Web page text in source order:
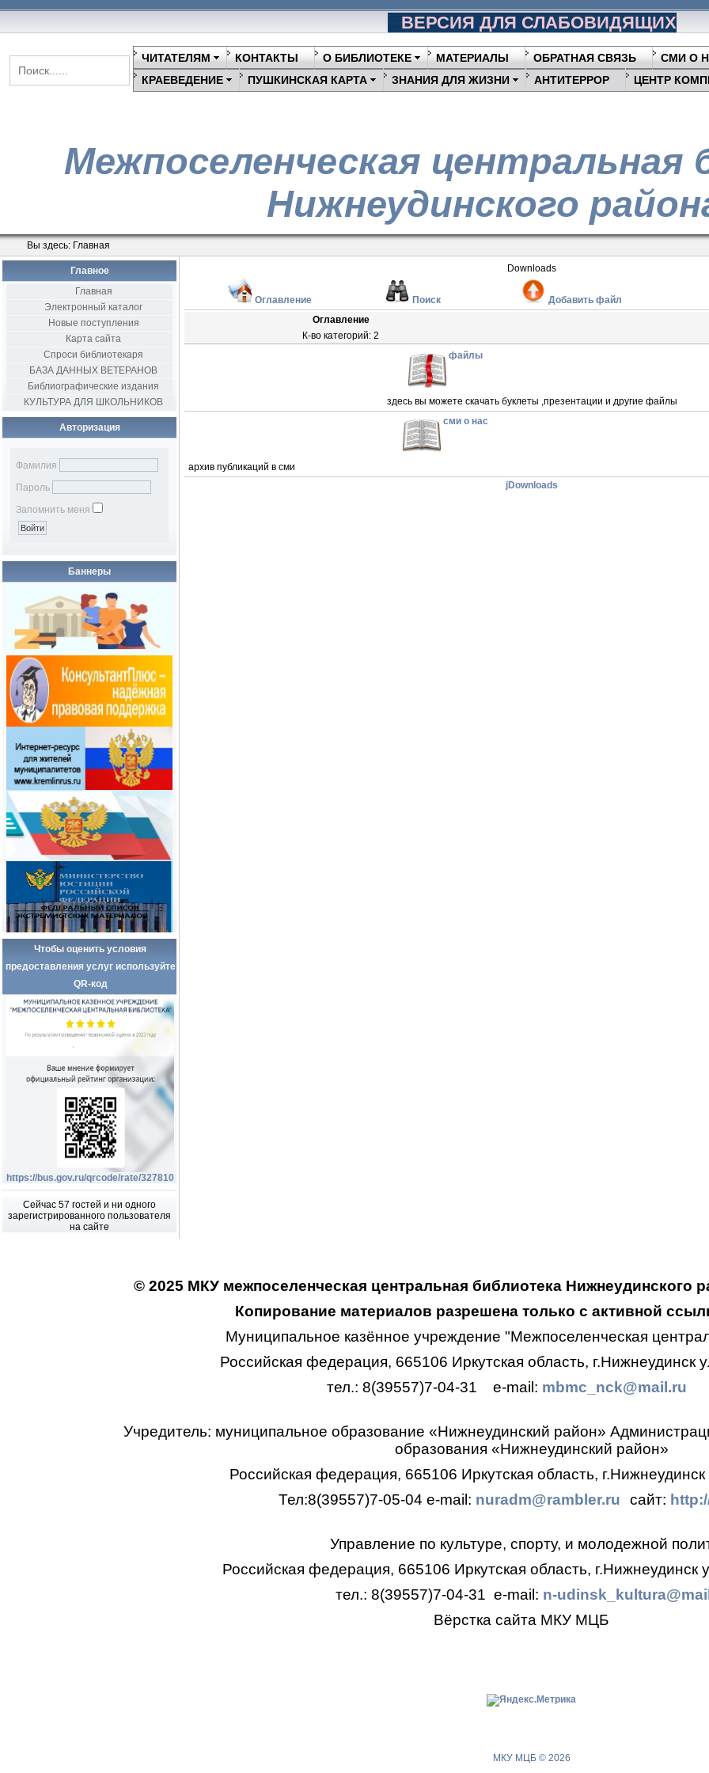
ВЕРСИЯ ДЛЯ СЛАБОВИДЯЩИХ
ЧИТАТЕЛЯМ КОНТАКТЫ О БИБЛИОТЕКЕ МАТЕРИАЛЫ ОБРАТНАЯ СВЯЗЬ СМИ О
КРАЕВЕДЕНИЕ
ПУШКИНСКАЯ КАРТА ЗНАНИЯ ДЛЯ ЖИЗНИ АНТИТЕРРОР ЦЕНТР
Межпоселенческая центральная
Нижнеудинского
Вы здесь: Главная
Главное
Главная
Электронный каталог
Новые поступления
Карта сайта
Спроси библиотекаря
БАЗА ДАННЫХ ВЕТЕРАНОВ
Библиографические издания
КУЛЬТУРА ДЛЯ ШКОЛЬНИКОВ
Авторизация
Фамилия
Пароль
Запомнить меня
Баннеры
Чтобы оценить условия
предоставления услуг используйте
QR-код
https://bus.gov.ru/qrcode/rate/327810
Сейчас 57 гостей и ни одного
зарегистрированного пользователя
на сайте
Downloads
Оглавление Поиск
Добавить файл
Оглавление
К-во категорий: 2
файлы
здесь вы можете скачать буклеты ,презентации и другие файлы
сми о нас
архив публикаций в сми
jDownloads
© 2025 МКУ межпоселенческая центральная библиотека Нижнеудинского
Копирование материалов разрешена только с активной
Муниципальное казённое учреждение "Межпоселенческая
Российская федерация, 665106 Иркутская область, г.Нижнеудинск
тел.: 8(39557)7-04-31
e-mail: mbmc_nck@mail.ru
Учредитель: муниципальное образование «Нижнеудинский район»
образования «Нижнеудинский район»
Российская федерация, 665106 Иркутская область, г.Нижнеудинск
Тел:8(39557)7-05-04 e-mail: nuradm@rambler.ru сайт:
Управление по культуре, спорту, и молодежной
Российская федерация, 665106 Иркутская область, г.Нижнеудинск
тел.: 8(39557)7-04-31 e-mail: n-
Вёрстка сайта МКУ МЦБ
МКУ МЦБ © 2026